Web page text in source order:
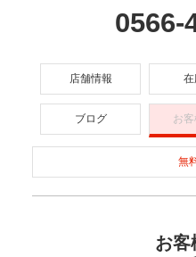
0566-
店舗情報
ブログ お
無
お客